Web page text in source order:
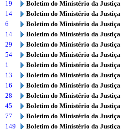
19
Boletim do Ministério da Justiça
14
Boletim do Ministério da Justiça
6
Boletim do Ministério da Justiça
14
Boletim do Ministério da Justiça
29
Boletim do Ministério da Justiça
54
Boletim do Ministério da Justiça
1
Boletim do Ministério da Justiça
13
Boletim do Ministério da Justiça
16
Boletim do Ministério da Justiça
28
Boletim do Ministério da Justiça
45
Boletim do Ministério da Justiça
77
Boletim do Ministério da Justiça
149
Boletim do Ministério da Justiça